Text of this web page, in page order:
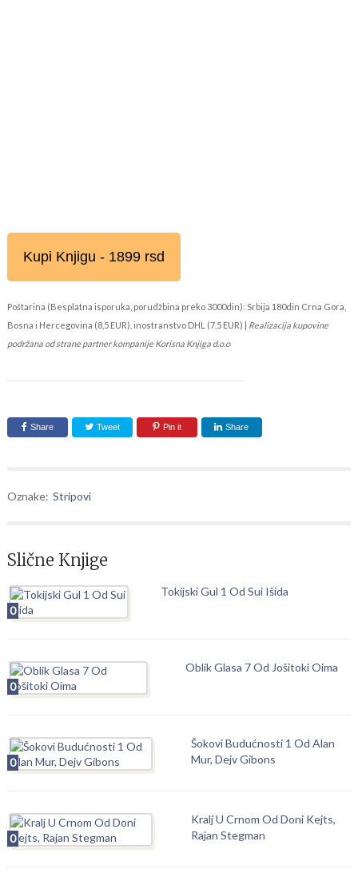
Kupi Knjigu - 1899 rsd
Poštarina (Besplatna isporuka, porudžbina preko 3000din): Srbija 180din Crna Gora,
Bosna i Hercegovina (8,5 EUR), inostranstvo DHL (7,5 EUR) | Realizacija kupovine
podržana od strane partner kompanije Korisna Knjiga d.o.o
Share Tweet Pin it Share
Oznake: Stripovi
Slične Knjige
0
Tokijski Gul 1 Od Sui Išida
0
Oblik Glasa 7 Od Jošitoki Oima
0
Šokovi Budućnosti 1 Od Alan
Mur, Dejv Gibons
0
Kralj U Crnom Od Doni Kejts,
Rajan Stegman